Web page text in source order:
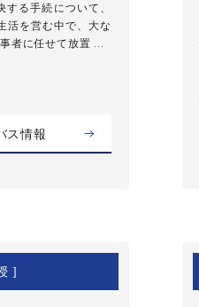
る手続について、
を営む中で、大な
者に任せて放置 ...
ス情報
]